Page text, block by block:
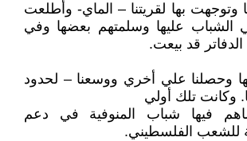
وتوجهت بها لقريتنا – الماي- وأطلعت
الشباب عليها وسلمتهم بعضها وفي
قد بيعت.
وحصلنا علي أخري ووسعنا – لحدود
وكانت تلك أولي
فيها شباب المنوفية في دعم
للشعب الفلسطيني.